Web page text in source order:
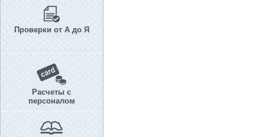
Проверки от А до Я
Расчеты с
персоналом